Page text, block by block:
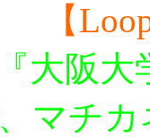
【
『大阪
マチ